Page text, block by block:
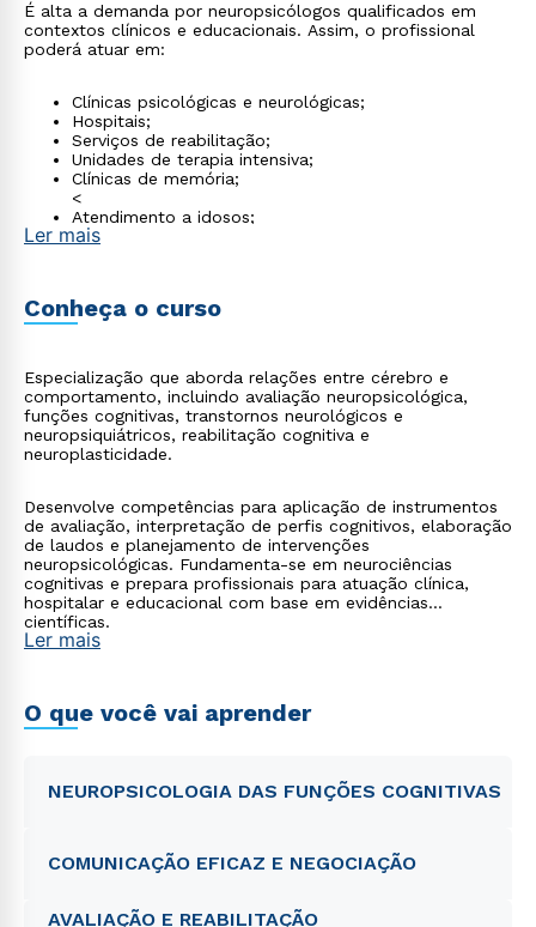
É alta a demanda por neuropsicólogos qualificados em
contextos clínicos e educacionais. Assim, o profissional
poderá atuar em:
Clínicas psicológicas e neurológicas;
Hospitais;
Serviços de reabilitação;
Unidades de terapia intensiva;
Clínicas de memória;
<
Atendimento a idosos;
Avaliação de transtornos do neurodesenvolvimento e
Ler mais
Conheça o curso
Especialização que aborda relações entre cérebro e
comportamento, incluindo avaliação neuropsicológica,
funções cognitivas, transtornos neurológicos e
neuropsiquiátricos, reabilitação cognitiva e
neuroplasticidade.
Desenvolve competências para aplicação de instrumentos
de avaliação, interpretação de perfis cognitivos, elaboração
de laudos e planejamento de intervenções
neuropsicológicas. Fundamenta-se em neurociências
cognitivas e prepara profissionais para atuação clínica,
hospitalar e educacional com base em evidências
científicas.
Ler mais
O que você vai aprender
NEUROPSICOLOGIA DAS FUNÇÕES COGNITIVAS
COMUNICAÇÃO EFICAZ E NEGOCIAÇÃO
AVALIAÇÃO E REABILITAÇÃO